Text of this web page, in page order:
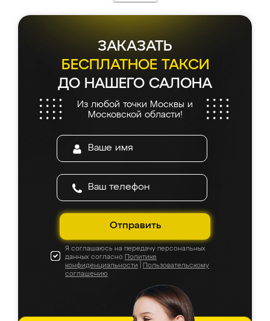
ЗАКАЗАТЬ
БЕСПЛАТНОЕ ТАКСИ
ДО НАШЕГО САЛОНА
Из любой точки Москвы и
Московской области!
Отправить
Я соглашаюсь на передачу персональных
данных согласно Политике
конфиденциальности
Пользовательскому
соглашению